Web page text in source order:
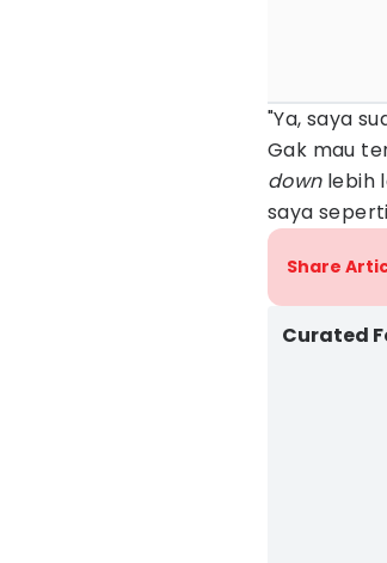
"Ya, saya
Gak mau
down lebih
saya
Share
Curated